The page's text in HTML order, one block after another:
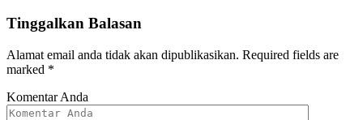
Tinggalkan Balasan
Alamat email anda tidak akan dipublikasikan. Required fields are
marked *
Komentar Anda